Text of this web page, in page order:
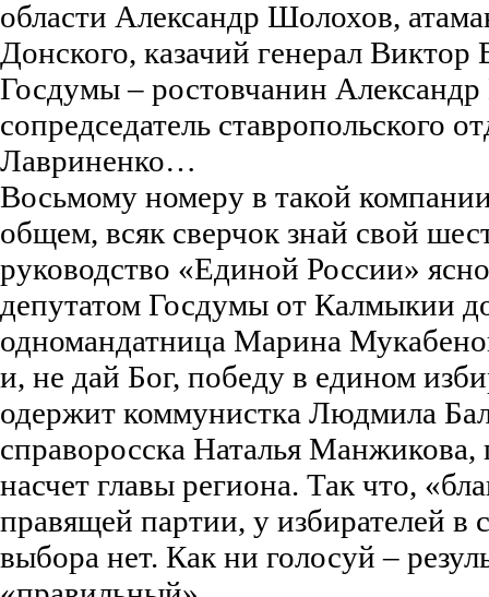
области Александр Шолохов,
Донского, казачий генерал Виктор
Госдумы – ростовчанин
сопредседатель ставропольского
Лавриненко…
Восьмому номеру в такой
общем, всяк сверчок знай свой
руководство «Единой России»
депутатом Госдумы от Калмыкии
одномандатница Марина
и, не дай Бог, победу в едином
одержит коммунистка Людмила
справоросска Наталья
насчет главы региона. Так что,
правящей партии, у избирателей в
выбора нет. Как ни голосуй –